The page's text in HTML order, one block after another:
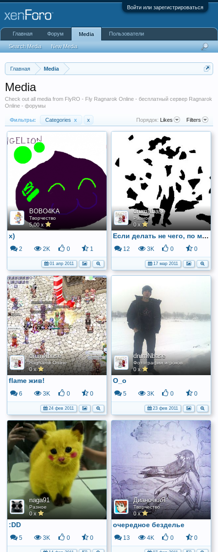
Войти или зарегистрироваться
Главная Media
Media
Check out all media from FlyRO - Fly Ragnarok Online - бесплатный сервер Ragnarok
Online - форумы
Фильтры: Categories x x Порядок: Likes Filters
BOBO4KA
Творчество
5,00 x
х)
2 2K 0 1
01 апр 2011
drumNbase
Разное
0 x
Если делать не чего, по мучайте воображение))
12 3K 0 0
17 мар 2011
drumNbase
Ragnarok Online
0 x
flame жив!
6 3K 0 0
24 фев 2011
drumNbase
Фотографии игроков
0 x
О_о
5 3K 0 0
23 фев 2011
naga91
Разное
0 x
:DD
5 3K 0 0
ДианочкаЯ
Творчество
0 x
очередное безделье
13 4K 0 0
Главная Форум Media
Search Media New Media
Пользователи